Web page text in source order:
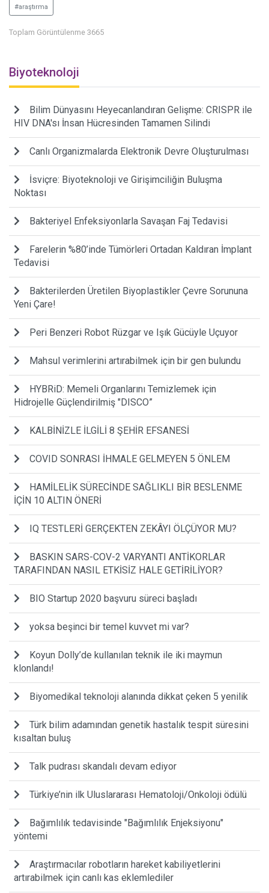
#araştırma
Toplam Görüntülenme 3665
Biyoteknoloji
Bilim Dünyasını Heyecanlandıran Gelişme: CRISPR ile
HIV DNA'sı İnsan Hücresinden Tamamen Silindi
Canlı Organizmalarda Elektronik Devre Oluşturulması
İsviçre: Biyoteknoloji ve Girişimciliğin Buluşma
Noktası
Bakteriyel Enfeksiyonlarla Savaşan Faj Tedavisi
Farelerin %80’inde Tümörleri Ortadan Kaldıran İmplant
Tedavisi
Bakterilerden Üretilen Biyoplastikler Çevre Sorununa
Yeni Çare!
Peri Benzeri Robot Rüzgar ve Işık Gücüyle Uçuyor
Mahsul verimlerini artırabilmek için bir gen bulundu
HYBRiD: Memeli Organlarını Temizlemek için
Hidrojelle Güçlendirilmiş "DISCO”
KALBİNİZLE İLGİLİ 8 ŞEHİR EFSANESİ
COVID SONRASI İHMALE GELMEYEN 5 ÖNLEM
HAMİLELİK SÜRECİNDE SAĞLIKLI BİR BESLENME
İÇİN 10 ALTIN ÖNERİ
IQ TESTLERİ GERÇEKTEN ZEKÂYI ÖLÇÜYOR MU?
BASKIN SARS-COV-2 VARYANTI ANTİKORLAR
TARAFINDAN NASIL ETKİSİZ HALE GETİRİLİYOR?
BIO Startup 2020 başvuru süreci başladı
yoksa beşinci bir temel kuvvet mi var?
Koyun Dolly’de kullanılan teknik ile iki maymun
klonlandı!
Biyomedikal teknoloji alanında dikkat çeken 5 yenilik
Türk bilim adamından genetik hastalık tespit süresini
kısaltan buluş
Talk pudrası skandalı devam ediyor
Türkiye’nin ilk Uluslararası Hematoloji/Onkoloji ödülü
Bağımlılık tedavisinde "Bağımlılık Enjeksiyonu"
yöntemi
Araştırmacılar robotların hareket kabiliyetlerini
artırabilmek için canlı kas eklemlediler